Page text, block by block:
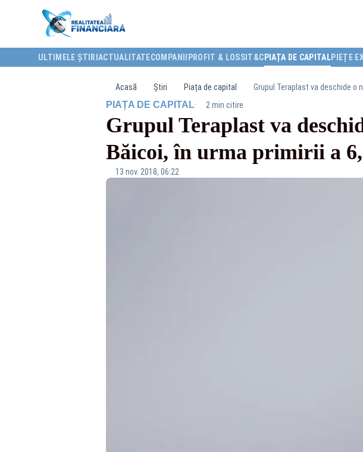
ULTIMELE ȘTIRI ACTUALITATECOMPANII PROFIT & LOSS IT&C PIAȚA DE CAPITALPIEȚE
Acasă Știri Piața de capital Grupul Teraplast va deschide o
PIAȚA DE CAPITAL· 2 min citire
Grupul Teraplast va
Băicoi, în urma primirii a
13 nov. 2018, 06:22